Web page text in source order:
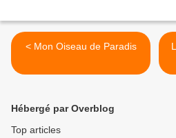
< Mon Oiseau de Paradis
Hébergé par Overblog
Top articles